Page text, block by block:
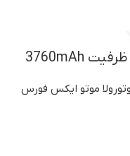
موتو ایکس فورس